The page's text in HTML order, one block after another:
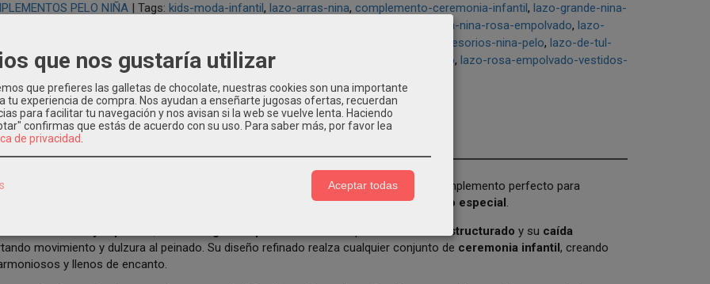
PELO NIÑA| Tags: kids-moda-infantil lazo-arras-nina complemento-ceremonia-infantil lazo-grande-nina-
lazo-pelo-ceremonia-nina-rosa-empolvado lazo-
accesorios-nina-pelo lazo-de-tul-
lazo-rosa-empolvado-tul-vestidos-ceremonia lazo-arras-nina-rosa-empolvado lazo-rosa-empolvado-vestidos-
COSTES DE ENVÍO
de ceremonia para niña en tul rosa empolvado Kids Moda Infantil
es el complemento perfecto para
arras, boda, bautizo o evento especial
volumen estructurado y su caída
movimiento y dulzura al peinado. Su diseño refinado realza cualquier conjunto de ceremonia infantil, creando
y llenos de encanto.
que nos gustaría utilizar
que prefieres las galletas de chocolate, nuestras cookies son una importante
tu experiencia de compra. Nos ayudan a enseñarte jugosas ofertas, recuerdan
para facilitar tu navegación y nos avisan si la web se vuelve lenta. Haciendo
confirmas que estás de acuerdo con su uso. Para saber más, por favor lea
de privacidad
Aceptar todas